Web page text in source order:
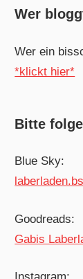
Wer
Wer ein
*klickt hier*
Bitte
Blue Sky:
Goodreads:
Gabis